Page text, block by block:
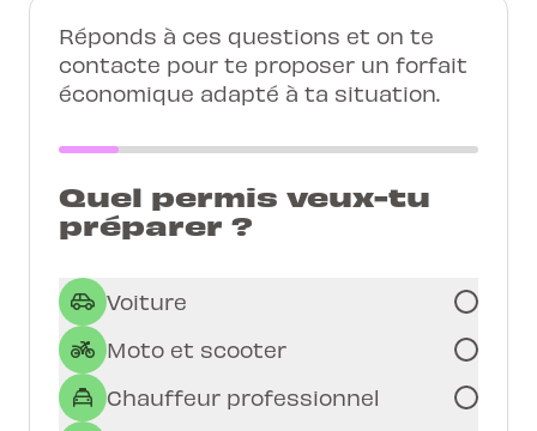
Réponds à ces questions et on te
contacte pour te proposer un forfait
économique adapté à ta situation.
Quel permis veux-tu
préparer ?
Voiture
Moto et scooter
Chauffeur professionnel